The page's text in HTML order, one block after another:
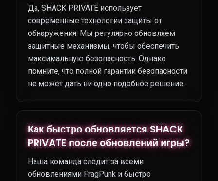
Да, SHACK PRIVATE использует
современные технологии защиты от
обнаружения. Мы регулярно обновляем
защитные механизмы, чтобы обеспечить
максимальную безопасность. Однако
помните, что полной гарантии безопасности
не может дать ни одно подобное решение.
Как быстро обновляется SHACK
PRIVATE после обновлений игры?
Наша команда следит за всеми
обновлениями FragPunk и быстро